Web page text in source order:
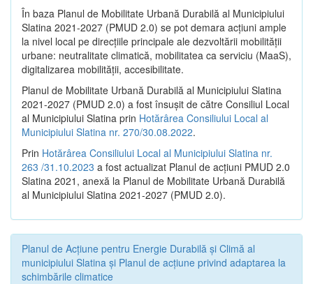
În baza Planul de Mobilitate Urbană Durabilă al Municipiului
Slatina 2021-2027 (PMUD 2.0) se pot demara acțiuni ample
la nivel local pe direcțiile principale ale dezvoltării mobilității
urbane: neutralitate climatică, mobilitatea ca serviciu (MaaS),
digitalizarea mobilității, accesibilitate.
Planul de Mobilitate Urbană Durabilă al Municipiului Slatina
2021-2027 (PMUD 2.0) a fost însușit de către Consiliul Local
al Municipiului Slatina prin Hotărârea Consiliului Local al
Municipiului Slatina nr. 270/30.08.2022.
Prin Hotărârea Consiliului Local al Municipiului Slatina nr.
263 /31.10.2023 a fost actualizat Planul de acțiuni PMUD 2.0
Slatina 2021, anexă la Planul de Mobilitate Urbană Durabilă
al Municipiului Slatina 2021-2027 (PMUD 2.0).
Planul de Acţiune pentru Energie Durabilă şi Climă al
municipiului Slatina şi Planul de acţiune privind adaptarea la
schimbările climatice